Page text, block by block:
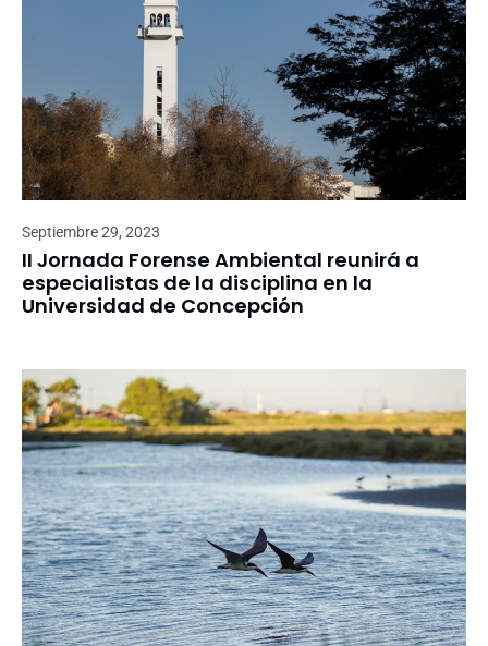
Septiembre 29, 2023
II Jornada Forense Ambiental reunirá a
especialistas de la disciplina en la
Universidad de Concepción